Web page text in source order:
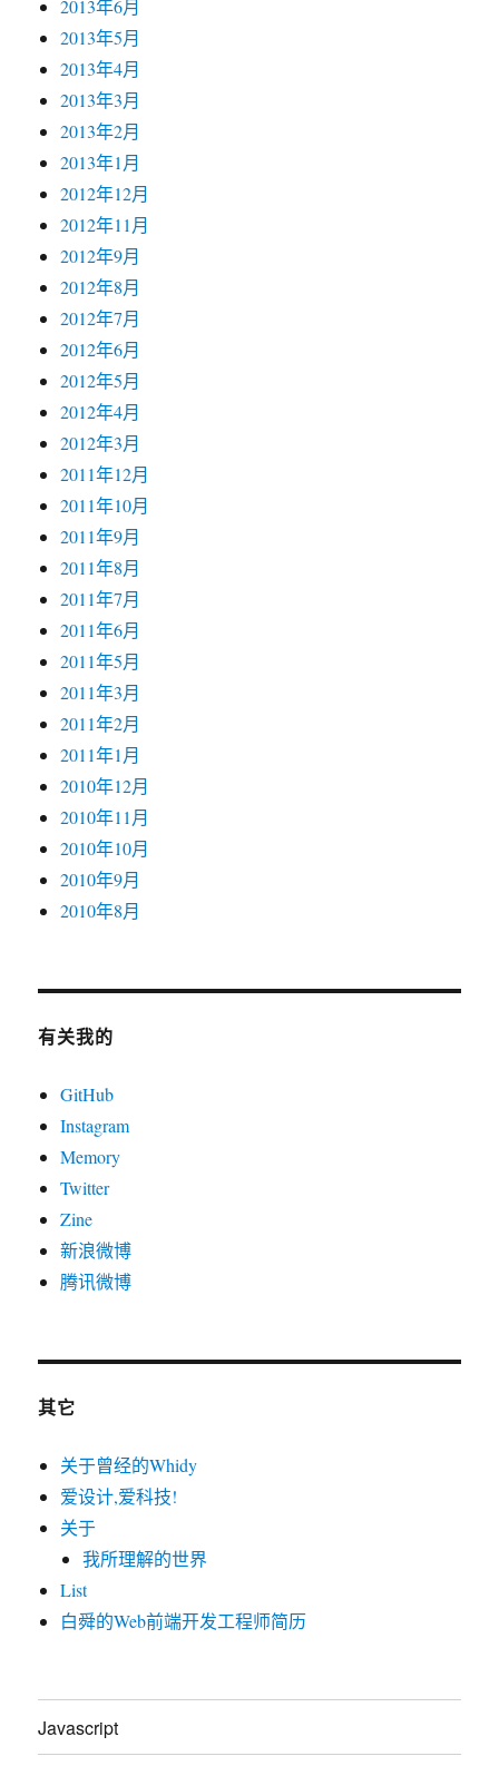
2013年6月
2013年5月
2013年4月
2013年3月
2013年2月
2013年1月
2012年12月
2012年11月
2012年9月
2012年8月
2012年7月
2012年6月
2012年5月
2012年4月
2012年3月
2011年12月
2011年10月
2011年9月
2011年8月
2011年7月
2011年6月
2011年5月
2011年3月
2011年2月
2011年1月
2010年12月
2010年11月
2010年10月
2010年9月
2010年8月
有关我的
GitHub
Instagram
Memory
Twitter
Zine
新浪微博
腾讯微博
其它
关于曾经的Whidy
爱设计,爱科技!
关于
我所理解的世界
List
白舜的Web前端开发工程师简历
Javascript